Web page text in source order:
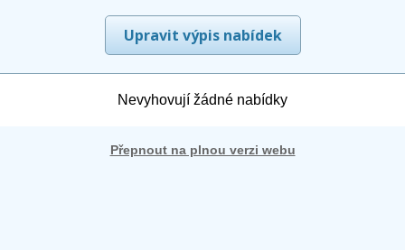
Upravit výpis nabídek
Nevyhovují žádné nabídky
Přepnout na plnou verzi webu